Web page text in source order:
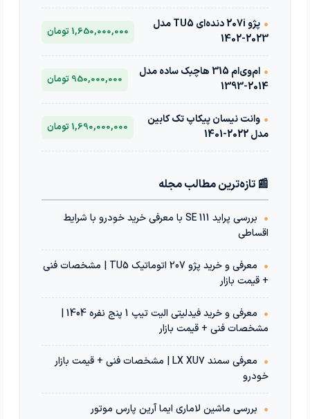
•
پژو 207i دنده‌ای TU5 مدل
2023-1402
1,650,000,000 تومان
•
ام‌وی‌ام 315 هاچبک ساده مدل
2014-1393
950,000,000 تومان
• وانت نیسان پیکاپ تک کابین
مدل 2022-1401
1,690,000,000 تومان
📰 تازه‌ترین مطالب مجله
•
بررسی پراید 111 SE با معرفی خرید خودرو با شرایط
اقساطی
•
معرفی و خرید پژو 207 اتوماتیک TU5 | مشخصات فنی
+ قیمت بازار
•
معرفی و خرید فیدلیتی الیت تیپ 1 پنج نفره 1404 |
مشخصات فنی + قیمت بازار
•
معرفی سمند LX XU7 | مشخصات فنی + قیمت بازار
خودرو
• بررسی ماشین لاماری ایما آرین پارس موتور